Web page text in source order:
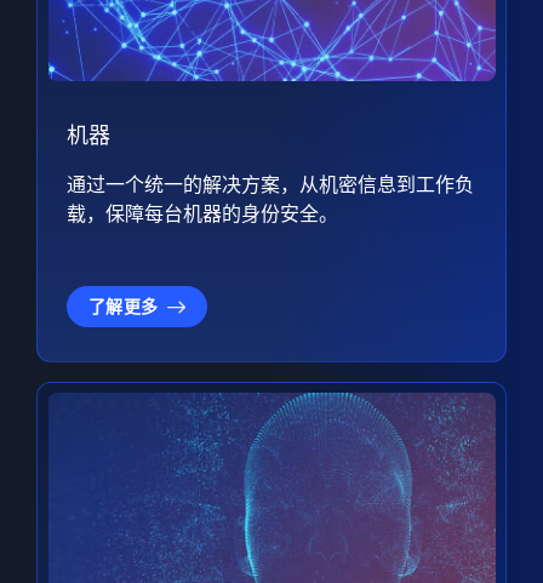
机器
通过一个统一的解决方案，从机密信息到工作负
载，保障每台机器的身份安全。
了解更多